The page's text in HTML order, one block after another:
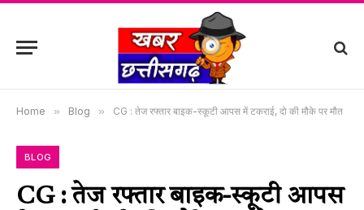
Home » Blog » CG : तेज रफ्तार बाइक-स्कूटी आपस में टकराई, दो की मौके पर मौत
BLOG
CG : तेज रफ्तार बाइक-स्कूटी आपस